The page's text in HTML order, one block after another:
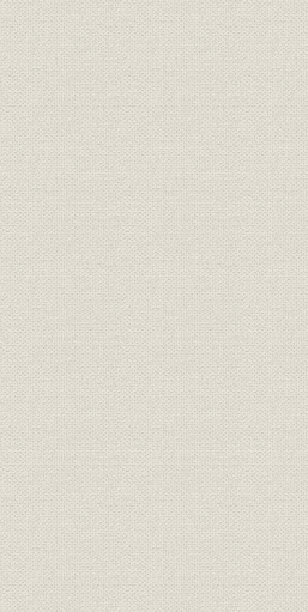
安全宣言 昭和48年
環境保全に関する共同声明 昭和49年5
環境憲章
原始定款 明治四〇
現行定款
現行組織図 平成19年4
現行役員